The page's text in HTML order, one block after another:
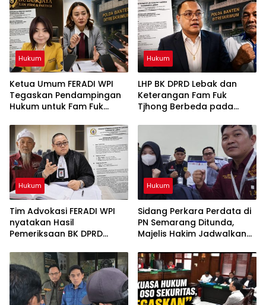
Hukum
Ketua Umum FERADI WPI
Tegaskan Pendampingan
Hukum untuk Fam Fuk
Berjalan, Hormati Proses
Penyidikan dan Hasil
Pemeriksaan BK
Hukum
LHP BK DPRD Lebak dan
Keterangan Fam Fuk
Tjhong Berbeda pada
Pembuktian Masih
Berlangsung di Polda
Banten ujar Revan FERADI
WPI
Hukum
Tim Advokasi FERADI WPI
nyatakan Hasil
Pemeriksaan BK DPRD
Penyidikan Perkara Fam
Fuk Tjhong alias Eyang Uun
Hukum
Sidang Perkara Perdata di
PN Semarang Ditunda,
Majelis Hakim Jadwalkan
Tergugat